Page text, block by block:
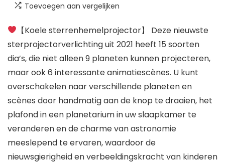
Toevoegen aan vergelijken
【Koele sterrenhemelprojector】 Deze nieuwste
sterprojectorverlichting uit 2021 heeft 15 soorten
dia’s, die niet alleen 9 planeten kunnen projecteren,
maar ook 6 interessante animatiescènes. U kunt
overschakelen naar verschillende planeten en
scènes door handmatig aan de knop te draaien, het
plafond in een planetarium in uw slaapkamer te
veranderen en de charme van astronomie
meeslepend te ervaren, waardoor de
nieuwsgierigheid en verbeeldingskracht van kinderen